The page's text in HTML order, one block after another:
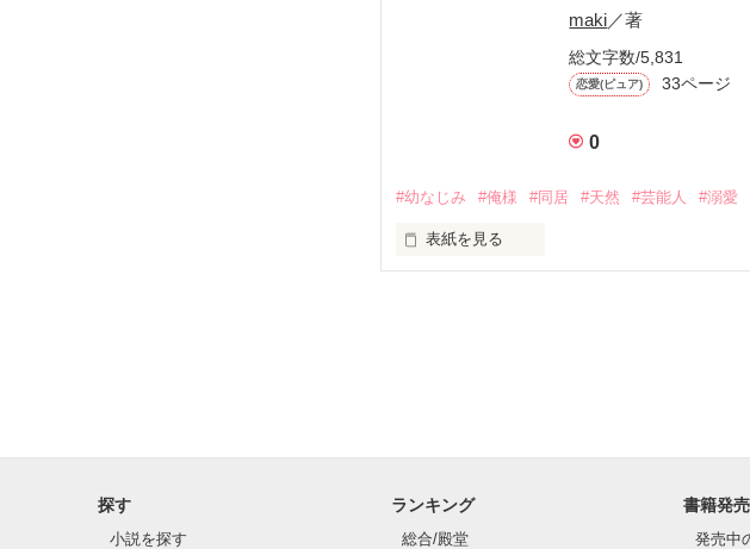
maki／著
総文字数/5,831
恋愛(ピュア) 33ページ
0
#幼なじみ #俺様 #同居 #天然 #芸能人 #溺愛
表紙を見る
探す
小説を探す
ランキング
総合/殿堂
書籍発
発売中